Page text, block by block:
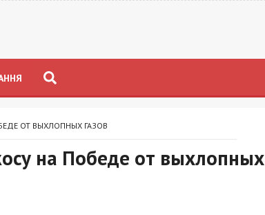
ОТ ВЫХЛОПНЫХ ГАЗОВ
на Победе от выхлопных